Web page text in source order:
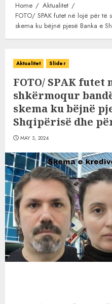
Home
Aktualitet
FOTO/ SPAK futet në lojë për
skema ku bëjnë pjesë Banka e
Aktualitet Slider
FOTO/ SPAK futet
shkërmoqur
skema ku bëjnë
Shqipërisë dhe
MAY 3, 2024